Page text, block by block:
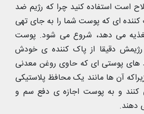
است استفاده کنید چرا که رژیم ضد
ای که پوست شما را به جای تهی
تغذیه می دهد، شروع می شود. پوست
رژیمش دقیقا از پاک کننده ی خودش
های پوستی ای که حاوی روغن معدنی
آن ها مانند یک محافظ پلاستیکی
و به پوست اجازه ی دفع سم و
دهند.